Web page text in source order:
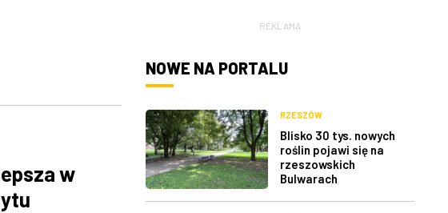
w
REKLAMA
NOWE NA PORTALU
RZESZÓW
Blisko 30 tys. nowych
roślin pojawi się na
rzeszowskich
Bulwarach